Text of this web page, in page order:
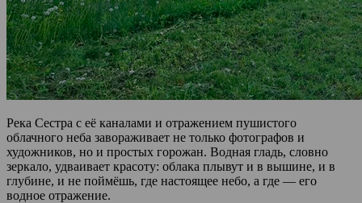
Река Сестра с её каналами и отражением пушистого
облачного неба завораживает не только фотографов и
художников, но и простых горожан. Водная гладь, словно
зеркало, удваивает красоту: облака плывут и в вышине, и в
глубине, и не поймёшь, где настоящее небо, а где — его
водное отражение.